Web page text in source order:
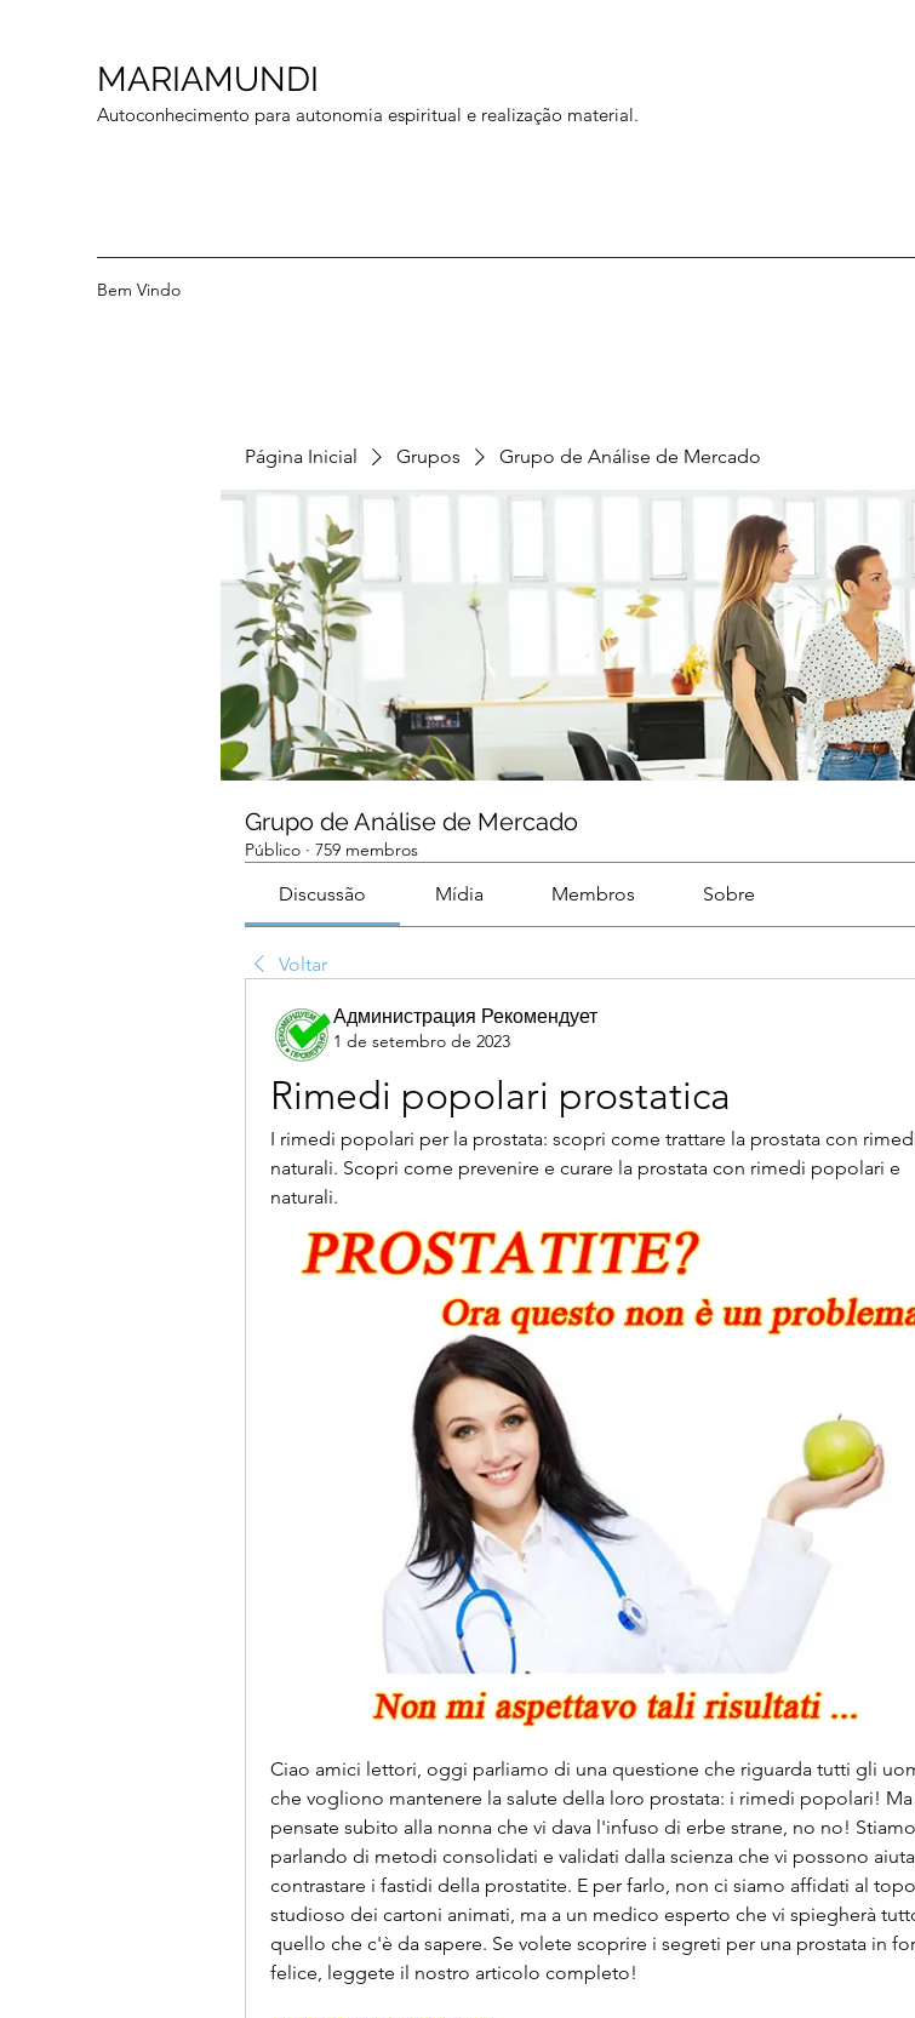
MARIAMUNDI
Autoconhecimento para autonomia espiritual e realização material.
Bem Vindo
Página Inicial Grupos Grupo de Análise de Mercado
Grupo de Análise de Mercado
Público · 759 membros
Discussão Mídia Membros Sobre
Voltar
Администрация Рекомендует
1 de setembro de 2023
Rimedi popolari prostatica
I rimedi popolari per la prostata: scopri come trattare la prostata con
naturali. Scopri come prevenire e curare la prostata con rimedi popolari e
naturali.
Ciao amici lettori, oggi parliamo di una questione che riguarda tutti gli
che vogliono mantenere la salute della loro prostata: i rimedi popolari!
pensate subito alla nonna che vi dava l'infuso di erbe strane, no no! Stiamo
parlando di metodi consolidati e validati dalla scienza che vi possono
contrastare i fastidi della prostatite. E per farlo, non ci siamo affidati al topo
studioso dei cartoni animati, ma a un medico esperto che vi spiegherà
quello che c'è da sapere. Se volete scoprire i segreti per una prostata in
felice, leggete il nostro articolo completo!